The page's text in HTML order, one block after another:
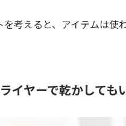
考えると、アイテムは使
イヤーで乾かしても